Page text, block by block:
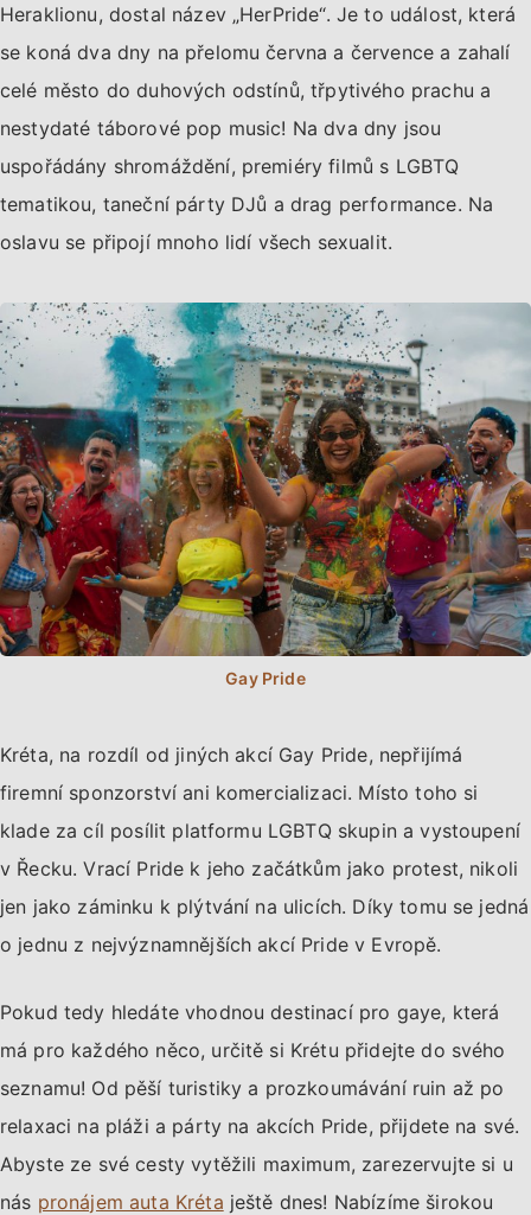
Heraklionu, dostal název „HerPride“. Je to událost, která
se koná dva dny na přelomu června a července a zahalí
celé město do duhových odstínů, třpytivého prachu a
nestydaté táborové pop music! Na dva dny jsou
uspořádány shromáždění, premiéry filmů s LGBTQ
tematikou, taneční párty DJů a drag performance. Na
oslavu se připojí mnoho lidí všech sexualit.
Kréta, na rozdíl od jiných akcí Gay Pride, nepřijímá
firemní sponzorství ani komercializaci. Místo toho si
klade za cíl posílit platformu LGBTQ skupin a vystoupení
v Řecku. Vrací Pride k jeho začátkům jako protest, nikoli
jen jako záminku k plýtvání na ulicích. Díky tomu se jedná
o jednu z nejvýznamnějších akcí Pride v Evropě.
Pokud tedy hledáte vhodnou destinací pro gaye, která
má pro každého něco, určitě si Krétu přidejte do svého
seznamu! Od pěší turistiky a prozkoumávání ruin až po
relaxaci na pláži a párty na akcích Pride, přijdete na své.
Abyste ze své cesty vytěžili maximum, zarezervujte si u
nás pronájem auta Kréta ještě dnes! Nabízíme širokou